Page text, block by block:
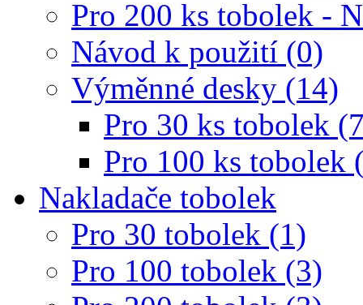
Pro 200 ks tobolek -
Návod k použití (0)
Výměnné desky (14)
Pro 30 ks tobolek
Pro 100 ks tobolek
Nakladače tobolek
Pro 30 tobolek (1)
Pro 100 tobolek (3)